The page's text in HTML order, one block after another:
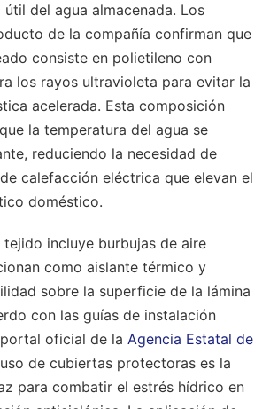
del agua almacenada. Los
de la compañía confirman que
consiste en polietileno con
los rayos ultravioleta para evitar la
acelerada. Esta composición
la temperatura del agua se
reduciendo la necesidad de
calefacción eléctrica que elevan el
doméstico.
incluye burbujas de aire
como aislante térmico y
sobre la superficie de la lámina
con las guías de instalación
oficial de la Agencia Estatal de
de cubiertas protectoras es la
para combatir el estrés hídrico en